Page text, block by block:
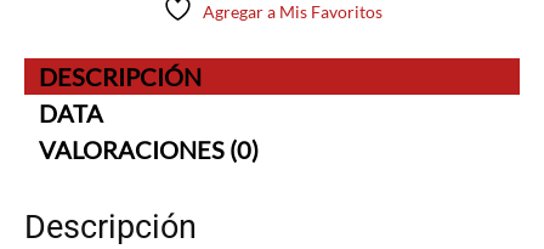
Agregar a Mis Favoritos
DESCRIPCIÓN
DATA
VALORACIONES (0)
Descripción